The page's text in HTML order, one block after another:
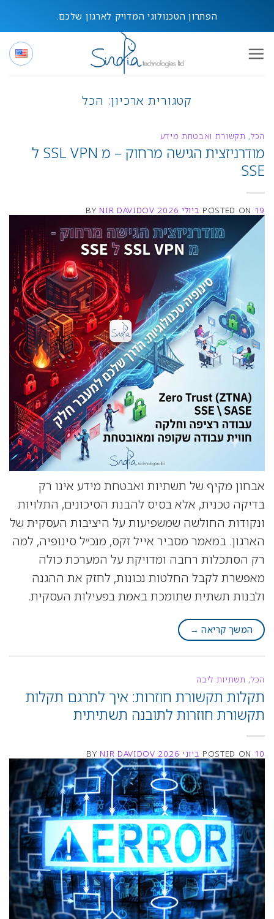
content
הפתרון הטכנולוגי המדויק לארגון שלכם.
קטגורית ארכיון: הכל
הכל, תקשורת ואבטחת מידע
מודרניזצית הגישה מרחוק – מ SSL VPN ל
SSE
POSTED ON 19 ביולי 2026 BY NIR DAVIDOV
אבחון מקיף של תשתיות ואבטחת מידע אינו רק
בדיקה טכנית, אלא בסיס להבנת הסיכונים, התלויות
ונקודות החולשה שמשפיעות על היציבות העסקית של
הארגון. במאמר מסביר אייל זקס, מנכ״ל סינופיה, למה
רק הסתכלות רחבה ומדויקת על המערכת כולה
מאפשרת לקבל החלטות נכונות, לחזק את ההגנה
ולבנות תשתית שתומכת באמת בפעילות העסקית.
המשך קריאה →
הכל, תשתיות ליבה
תקלות תקשורת חוזרות: איך לתרגם תקלות
תקשורת חוזרות לתובנה תשתיתית
POSTED ON 10 ביוני 2026 BY NIR DAVIDOV